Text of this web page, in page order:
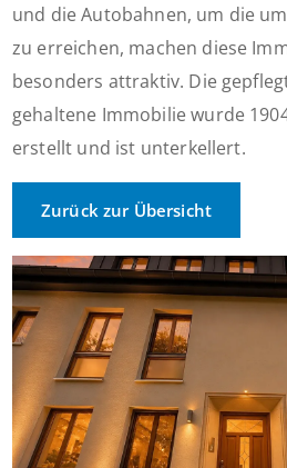
und die Autobahnen, um die
zu erreichen, machen diese
besonders attraktiv. Die
gehaltene Immobilie wurde
erstellt und ist unterkellert.
Zurück zur Übersicht